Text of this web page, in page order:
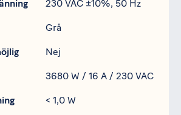
230 VAC ±10%, 50 Hz
Grå
Nej
3680 W / 16 A / 230 VAC
< 1,0 W